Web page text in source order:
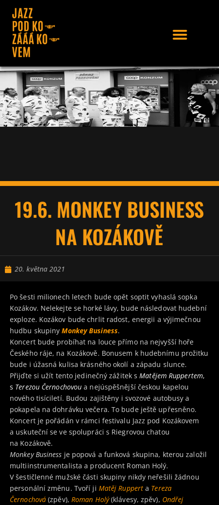
19.6. MONKEY BUSINESS
NA KOZÁKOVĚ
20. května 2021
Po šesti milionech letech bude opět soptit vyhaslá sopka
Kozákov. Nelekejte se horké lávy, bude následovat hudební
exploze. Kozákov bude chrlit radost, energii a výjimečnou
hudbu skupinyMonkey Business.
Koncert bude probíhat na louce přímo na nejvyšší hoře
Českého ráje, na Kozákově. Bonusem k hudebnímu prožitku
bude i úžasná kulisa krásného okolí a západu slunce.
Přijďte si užít tento jedinečný zážitek sMatějem Ruppertem,
s Terezou Černochovou a nejúspěšnější českou kapelou
nového tisíciletí. Budou zajištěny i svozové autobusy a
pokapela na dohrávku večera. To bude ještě upřesněno.
Koncert je pořádán v rámci festivalu Jazz pod Kozákovem
a uskuteční se ve spolupráci s Riegrovou chatou
na Kozákově.
Monkey Business je popová a funková skupina, kterou založil
multiinstrumentalista a producent Roman Holý.
V šestičlenné mužské části skupiny nikdy neřešili žádnou
personální změnu. Tvoří ji Matěj Ruppert a Tereza
Černochová (zpěv), Roman Holý(klávesy, zpěv), Ondřej